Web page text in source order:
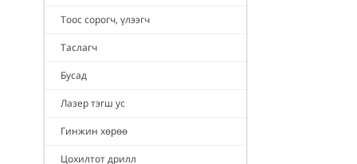
Тоос сорогч, үлээгч
Таслагч
Бусад
Лазер тэгш ус
Гинжин хөрөө
Цохилтот дрилл